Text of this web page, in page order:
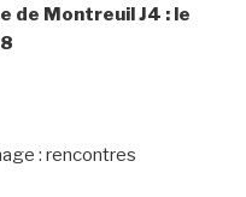
de Montreuil J4 : le
: rencontres